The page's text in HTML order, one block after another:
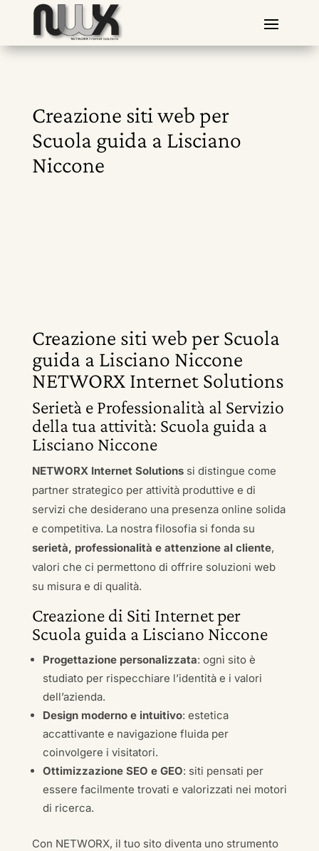
Creazione siti web per
Scuola guida a Lisciano
Niccone
Creazione siti web per Scuola
guida a Lisciano Niccone
NETWORX Internet Solutions
Serietà e Professionalità al Servizio
della tua attività: Scuola guida a
Lisciano Niccone
NETWORX Internet Solutionssi distingue come
partner strategico per attività produttive e di
servizi che desiderano una presenza online solida
e competitiva. La nostra filosofia si fonda su
serietà, professionalità e attenzione al cliente,
valori che ci permettono di offrire soluzioni web
su misura e di qualità.
Creazione di Siti Internet per
Scuola guida a Lisciano Niccone
Progettazione personalizzata: ogni sito è
studiato per rispecchiare l’identità e i valori
dell’azienda.
Design moderno e intuitivo: estetica
accattivante e navigazione fluida per
coinvolgere i visitatori.
Ottimizzazione SEO e GEO: siti pensati per
essere facilmente trovati e valorizzati nei motori
di ricerca.
Con NETWORX, il tuo sito diventa uno strumento